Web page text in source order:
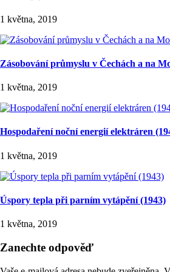
1 května, 2019
Zásobování průmyslu v Čechách a na
1 května, 2019
Hospodaření noční energií elektráren
1 května, 2019
Úspory tepla při parním vytápění (1943)
1 května, 2019
Zanechte odpověď